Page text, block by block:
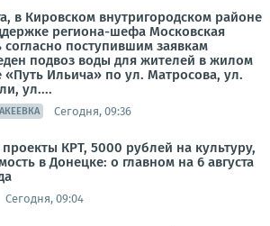
в Кировском внутригородском районе
региона-шефа Московская
согласно поступившим заявкам
подвоз воды для жителей в жилом
«Путь Ильича» по ул. Матросова, ул.
ул....
Сегодня, 09:36
КРТ, 5000 рублей на культуру,
в Донецке: о главном на 6 августа
Сегодня, 09:04